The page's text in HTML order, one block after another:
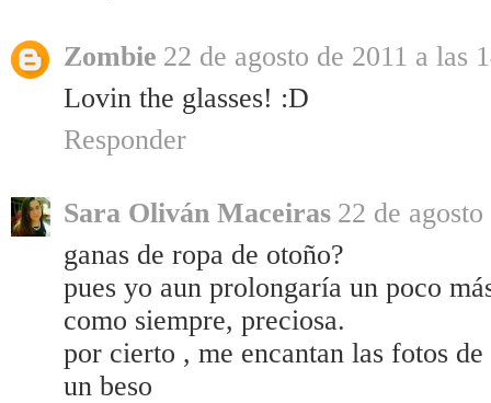
Zombie 22 de agosto de 2011 a las
Lovin the glasses! :D
Responder
Sara Oliván Maceiras 22 de
ganas de ropa de otoño?
pues yo aun prolongaría un poco
como siempre, preciosa.
por cierto , me encantan las fotos de
un beso